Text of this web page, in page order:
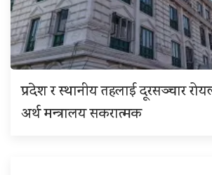
प्रदेश र स्थानीय तहलाई दूरसञ्चार
अर्थ मन्त्रालय सकरात्मक